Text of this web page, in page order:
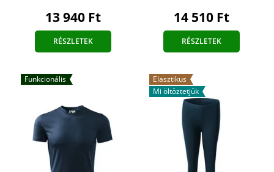
13 940 Ft
RÉSZLETEK
14 510 Ft
RÉSZLETEK
Funkcionális
Elasztikus
Mi öltöztetjük